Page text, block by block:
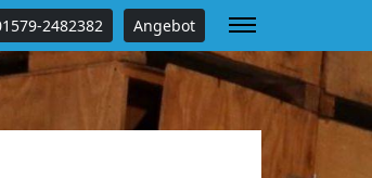
2482382 Angebot